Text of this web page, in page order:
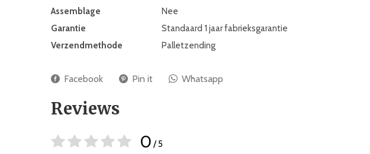
Assemblage
Nee
Garantie
Standaard 1 jaar fabrieksgarantie
Verzendmethode
Palletzending
Facebook Pin it Whatsapp
Reviews
0 / 5